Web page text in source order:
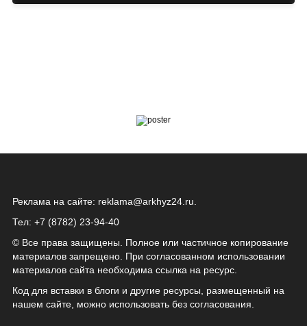
Реклама на сайте: reklama@arkhyz24.ru
Тел: +7 (8782) 23‑94‑40
© Все права защищены. Полное или частичное копирование
материалов запрещено. При согласованном использовании
материалов сайта необходима ссылка на ресурс.
Код для вставки в блоги и другие ресурсы, размещенный на
нашем сайте, можно использовать без согласования.